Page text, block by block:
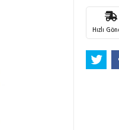
Hızlı